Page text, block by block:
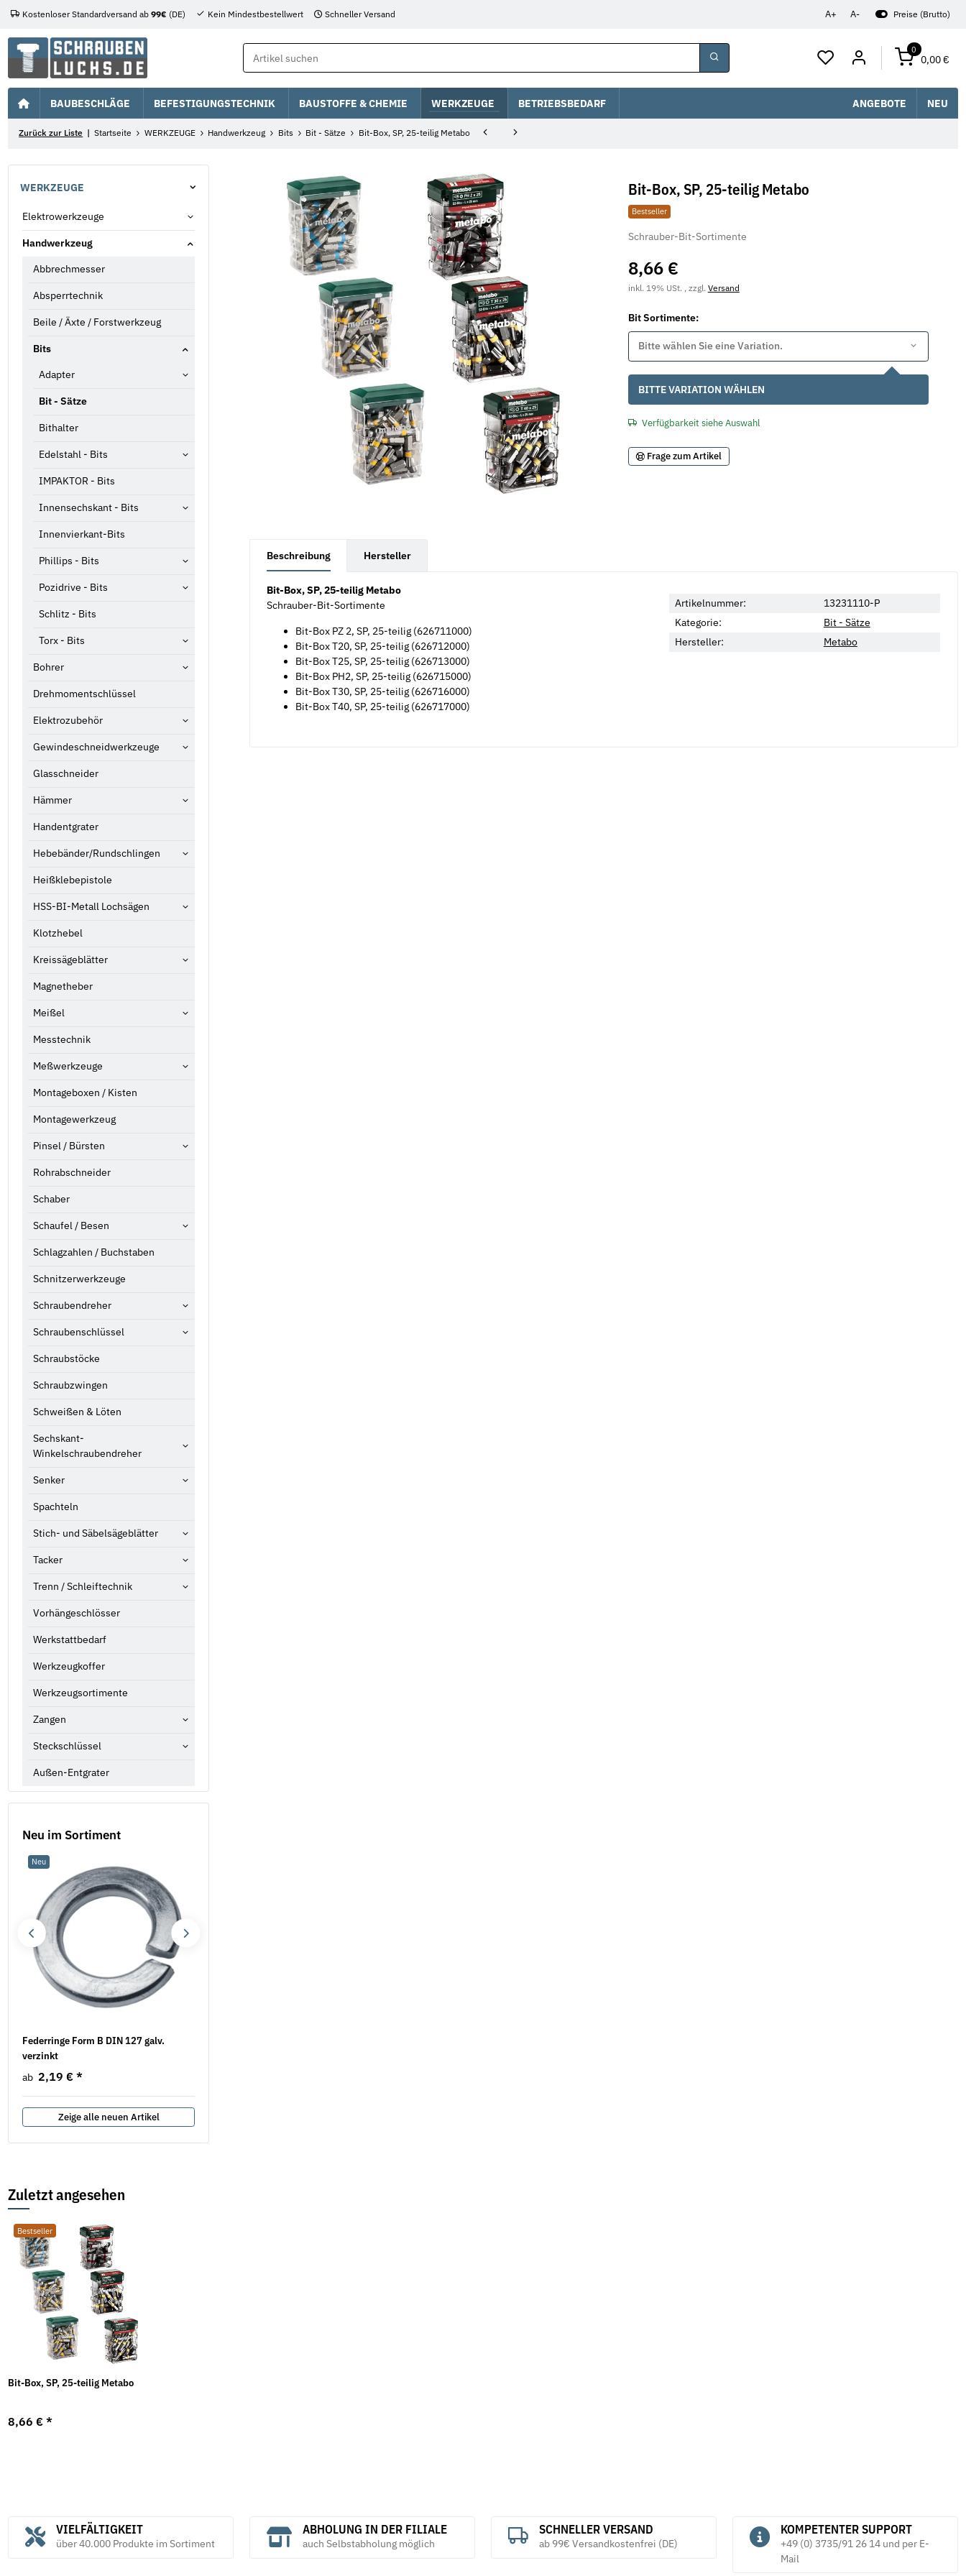
A+ A- Preise (Brutto)
Kostenloser Standardversand ab 99€ (DE) Kein Mindestbestellwert Schneller Versand
0
0,00 €
BAUBESCHLÄGE BEFESTIGUNGSTECHNIK BAUSTOFFE & CHEMIE WERKZEUGE BETRIEBSBEDARF ANGEBOTE NEU
Zurück zur Liste Startseite WERKZEUGE Handwerkzeug Bits Bit - Sätze Bit-Box, SP, 25-teilig Metabo
Bit-Box, SP, 25-teilig Metabo
Bestseller
Schrauber-Bit-Sortimente
8,66 €
inkl. 19% USt. , zzgl.Versand
Bit Sortimente:
Bitte wählen Sie eine Variation.
x
BITTE VARIATION WÄHLEN
Verfügbarkeit siehe Auswahl
Frage zum Artikel
Beschreibung Hersteller
Bit-Box, SP, 25-teilig Metabo
Schrauber-Bit-Sortimente
Bit-Box PZ 2, SP, 25-teilig (626711000)
Bit-Box T20, SP, 25-teilig (626712000)
Bit-Box T25, SP, 25-teilig (626713000)
Bit-Box PH2, SP, 25-teilig (626715000)
Bit-Box T30, SP, 25-teilig (626716000)
Bit-Box T40, SP, 25-teilig (626717000)
Artikelnummer:
13231110-P
Kategorie:
Bit - Sätze
Hersteller:
Metabo
WERKZEUGE
Elektrowerkzeuge
Handwerkzeug
Abbrechmesser
Absperrtechnik
Beile / Äxte / Forstwerkzeug
Bits
Adapter
Bit - Sätze
Bithalter
Edelstahl - Bits
IMPAKTOR - Bits
Innensechskant - Bits
Innenvierkant-Bits
Phillips - Bits
Pozidrive - Bits
Schlitz - Bits
Torx - Bits
Bohrer
Drehmomentschlüssel
Elektrozubehör
Gewindeschneidwerkzeuge
Glasschneider
Hämmer
Handentgrater
Hebebänder/Rundschlingen
Heißklebepistole
HSS-BI-Metall Lochsägen
Klotzhebel
Kreissägeblätter
Magnetheber
Meißel
Messtechnik
Meßwerkzeuge
Montageboxen / Kisten
Montagewerkzeug
Pinsel / Bürsten
Rohrabschneider
Schaber
Schaufel / Besen
Schlagzahlen / Buchstaben
Schnitzerwerkzeuge
Schraubendreher
Schraubenschlüssel
Schraubstöcke
Schraubzwingen
Schweißen & Löten
Sechskant-
Winkelschraubendreher
Senker
Spachteln
Stich- und Säbelsägeblätter
Tacker
Trenn / Schleiftechnik
Vorhängeschlösser
Werkstattbedarf
Werkzeugkoffer
Werkzeugsortimente
Zangen
Steckschlüssel
Außen-Entgrater
Neu im Sortiment
Neu
Federringe Form B DIN 127 galv.
verzinkt
ab 2,19 € *
Zeige alle neuen Artikel
Zuletzt angesehen
Bestseller
Bit-Box, SP, 25-teilig Metabo
8,66 €*
VIELFÄLTIGKEIT
über 40.000 Produkte im Sortiment
ABHOLUNG IN DER FILIALE
auch Selbstabholung möglich
SCHNELLER VERSAND
ab 99€ Versandkostenfrei (DE)
KOMPETENTER SUPPORT
+49 (0) 3735/91 26 14 und per E-
Mail